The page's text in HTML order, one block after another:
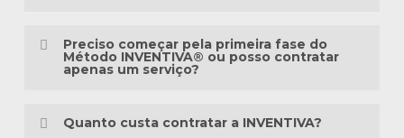
mais do que conhecimento em publicidade.
paciente, as particularidades das
Preciso começar pela primeira fase do
Método INVENTIVA® ou posso contratar
apenas um serviço?
Quanto custa contratar a INVENTIVA?